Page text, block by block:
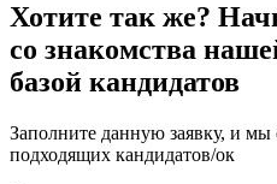
Хотите так же?
со знакомства
базой кандидатов
Заполните данную заявку, и
подходящих кандидатов/ок